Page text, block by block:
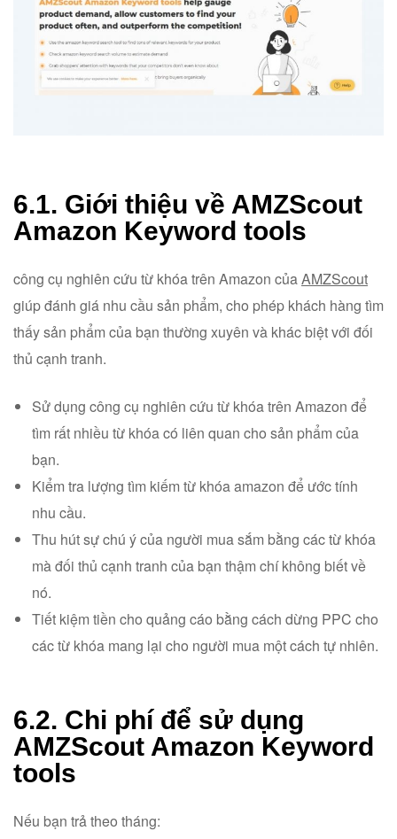
6.1. Giới thiệu về AMZScout
Amazon Keyword tools
công cụ nghiên cứu từ khóa trên Amazon củaAMZScout
giúp đánh giá nhu cầu sản phẩm, cho phép khách hàng tìm
thấy sản phẩm của bạn thường xuyên và khác biệt với đối
thủ cạnh tranh.
Sử dụng công cụ nghiên cứu từ khóa trên Amazon để
tìm rất nhiều từ khóa có liên quan cho sản phẩm của
bạn.
Kiểm tra lượng tìm kiếm từ khóa amazon để ước tính
nhu cầu.
Thu hút sự chú ý của người mua sắm bằng các từ khóa
mà đối thủ cạnh tranh của bạn thậm chí không biết về
nó.
Tiết kiệm tiền cho quảng cáo bằng cách dừng PPC cho
các từ khóa mang lại cho người mua một cách tự nhiên.
6.2. Chi phí để sử dụng
AMZScout Amazon Keyword
tools
Nếu bạn trả theo tháng: